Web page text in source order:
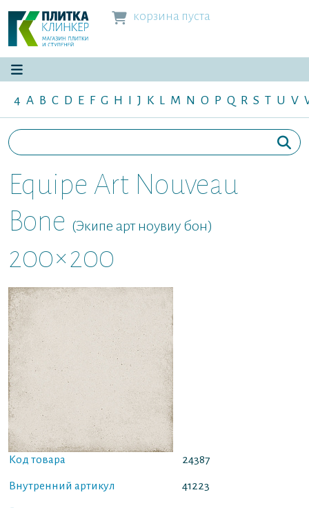
корзина пуста
4 A B C D E F G H I J K L M N O P Q R S T U V
Equipe Art Nouveau
Bone (Экипе арт ноувиу бон)
200×200
Код товара 24387
Внутренний артикул 41223